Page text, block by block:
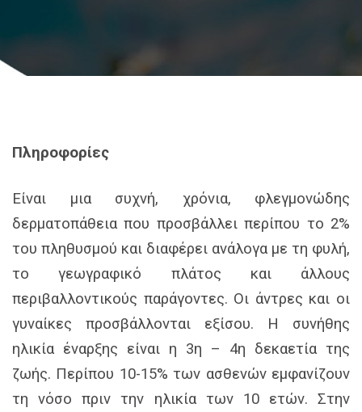
Πληροφορίες
Είναι μια συχνή, χρόνια, φλεγμονώδης
δερματοπάθεια που προσβάλλει περίπου το 2%
του πληθυσμού και διαφέρει ανάλογα με τη φυλή,
το γεωγραφικό πλάτος και άλλους
περιβαλλοντικούς παράγοντες. Οι άντρες και οι
γυναίκες προσβάλλονται εξίσου. Η συνήθης
ηλικία έναρξης είναι η 3η – 4η δεκαετία της
ζωής. Περίπου 10-15% των ασθενών εμφανίζουν
τη νόσο πριν την ηλικία των 10 ετών. Στην